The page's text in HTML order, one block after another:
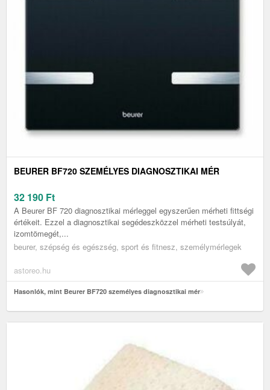
BEURER BF720 SZEMÉLYES DIAGNOSZTIKAI MÉR
32 190 Ft
A Beurer BF 720 diagnosztikai mérleggel egyszerűen mérheti fittségi
értékeit. Ezzel a diagnosztikai segédeszközzel mérheti testsúlyát,
izomtömegét,...
beurer, szépség és egészség, sport és fitnesz, személymérlegek
astoreo.hu
Hasonlók, mint Beurer BF720 személyes diagnosztikai mér